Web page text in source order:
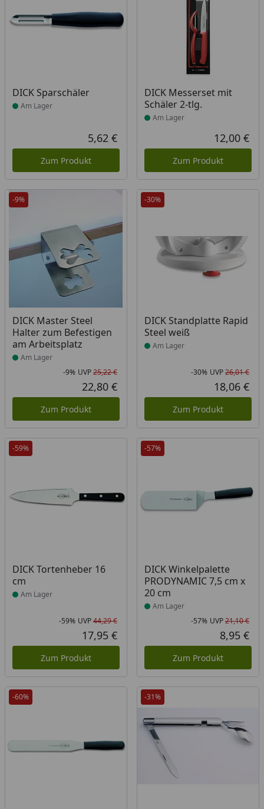
DICK Sparschäler
Produkt am Lager
Am Lager
Aktueller Preis
5,62 €
Zum Produkt
DICK Messerset mit
Schäler 2-tlg.
Produkt am Lager
Am Lager
12,00 €
Zum Produkt
-9%
DICK Master Steel
Halter zum Befestigen
am Arbeitsplatz
Produkt am Lager
Am Lager
Rabatt in Prozent
-9%
Ursprünglicher Preis
UVP25,22 €
Aktueller Preis
22,80 €
Zum Produkt
-30%
DICK Standplatte Rapid
Steel weiß
Produkt am Lager
Am Lager
-30% UVP26,01 €
18,06 €
Zum Produkt
-59%
DICK Tortenheber 16
cm
Produkt am Lager
Am Lager
Rabatt in Prozent
-59%
Ursprünglicher Preis
UVP44,29 €
Aktueller Preis
17,95 €
Zum Produkt
-57%
DICK Winkelpalette
PRODYNAMIC 7,5 cm x
20 cm
Produkt am Lager
Am Lager
-57% UVP21,10 €
8,95 €
Zum Produkt
-60% -31%